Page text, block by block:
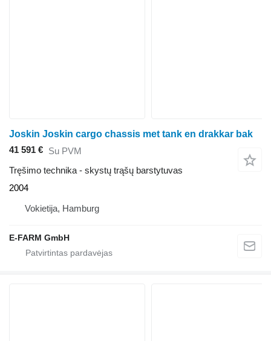
Joskin Joskin cargo chassis met tank en drakkar bak
41 591 € Su PVM
Tręšimo technika - skystų trąšų barstytuvas
2004
Vokietija, Hamburg
E-FARM GmbH